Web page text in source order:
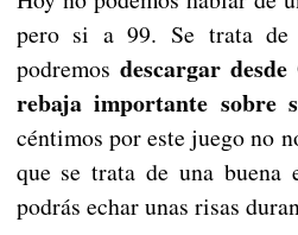
pero si a 99. Se trata
podremos descargar
rebaja importante sobre
céntimos por este juego no
que se trata de una buena
podrás echar unas risas